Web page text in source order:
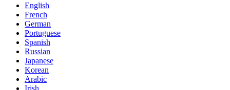
English
French
German
Portuguese
Spanish
Russian
Japanese
Korean
Arabic
Irish